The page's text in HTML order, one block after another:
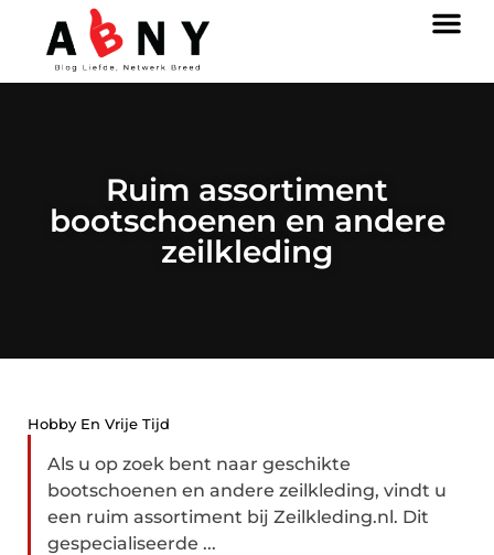
Ruim assortiment
bootschoenen en andere
zeilkleding
Hobby En Vrije Tijd
Als u op zoek bent naar geschikte
bootschoenen en andere zeilkleding, vindt u
een ruim assortiment bij Zeilkleding.nl. Dit
gespecialiseerde ...